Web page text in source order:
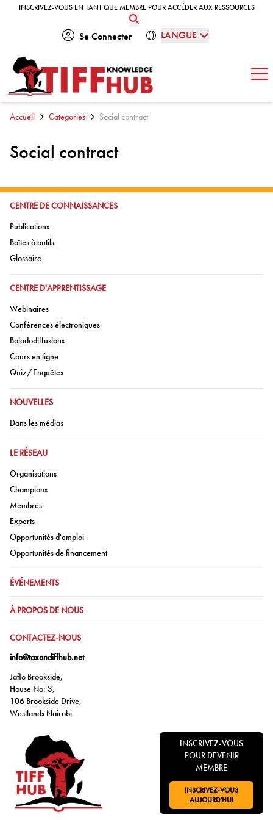
Skip to content
INSCRIVEZ-VOUS EN TANT QUE MEMBRE POUR ACCÉDER AUX RESSOURCES
INSCRIVEZ-VOUS EN TANT QUE MEMBRE POUR ACCÉDER AUX RESSOURCES
Se Connecter LANGUE
Accueil Categories Social contract
Social contract
ALLER À:
CENTRE DE CONNAISSANCES
Aller à:
Publications
Aller à:
Boîtes à outils
Aller à:
Glossaire
ALLER À:
CENTRE D'APPRENTISSAGE
Aller à:
Webinaires
Aller à:
Conférences électroniques
Aller à:
Baladodiffusions
Aller à:
Cours en ligne
Aller à:
Quiz/Enquêtes
ALLER À:
NOUVELLES
Aller à:
Dans les médias
ALLER À:
LE RÉSEAU
Aller à:
Organisations
Aller à:
Champions
Aller à:
Membres
Aller à:
Experts
Aller à:
Opportunités d'emploi
Aller à:
Opportunités de financement
ALLER À:
ÉVÉNEMENTS
ALLER À:
À PROPOS DE NOUS
ALLER À:
CONTACTEZ-NOUS
info@taxandiffhub.net
Jaflo Brookside,
House No: 3,
106 Brookside Drive,
Westlands Nairobi
INSCRIVEZ-VOUS
POUR DEVENIR
MEMBRE
ALLER À:
INSCRIVEZ-VOUS
AUJOURD'HUI